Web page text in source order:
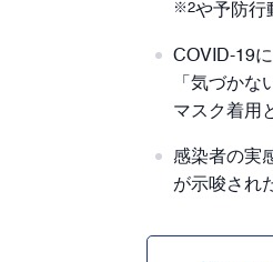
※2や予防行
COVID-19
「気づか
マスク着用
感染者の実
が示唆され